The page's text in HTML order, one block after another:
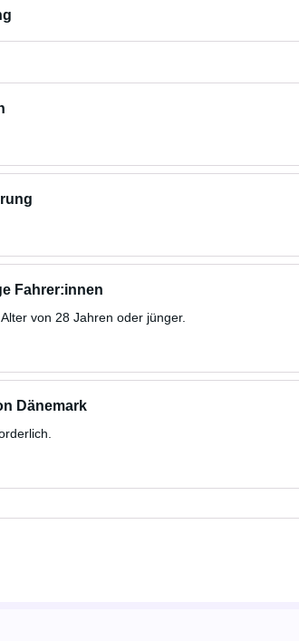
Fahrer:innen
von 28 Jahren oder jünger.
Dänemark